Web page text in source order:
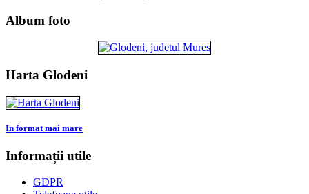
Album foto
Harta Glodeni
In format mai mare
Informații utile
GDPR